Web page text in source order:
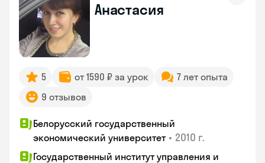
Анастасия
5 от 1590 ₽ за урок
7 лет опыта
9 отзывов
Белорусский государственный
экономический университет • 2010 г.
Государственный институт управления и